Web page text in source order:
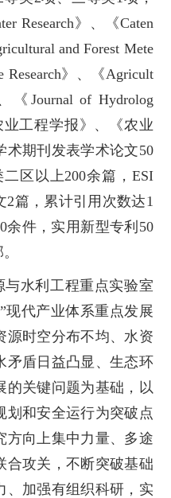
Research》、《Caten
and Forest Mete
》、《Agricult
《Journal of Hydrolog
工程学报》、《农业
术期刊发表学术论文50
区以上200余篇，ESI
2篇，累计引用次数达1
余件，实用新型专利50
水利工程重点实验室
现代产业体系重点发展
源时空分布不均、水资
矛盾日益凸显、生态环
的关键问题为基础，以
划和安全运行为突破点
方向上集中力量、多途
合攻关，不断突破基础
、加强有组织科研，实